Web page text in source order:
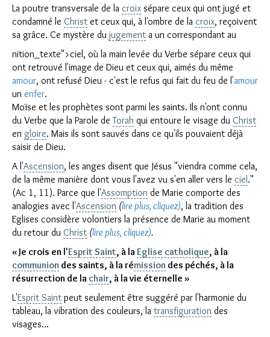
La poutre transversale de la croix sépare ceux qui ont jugé et
condamné le Christ et ceux qui, à l'ombre de la croix, reçoivent
sa grâce. Ce mystère du jugement a un correspondant au
nition_texte">ciel, où la main levée du Verbe sépare ceux qui
ont retrouvé l'image de Dieu et ceux qui, aimés du même
amour, ont refusé Dieu - c'est le refus qui fait du feu de l'amour
un enfer.
Moïse et les prophètes sont parmi les saints. Ils n'ont connu
du Verbe que la Parole deTorah qui entoure le visage du Christ
en gloire. Mais ils sont sauvés dans ce qu'ils pouvaient déjà
saisir de Dieu.
A l'Ascension, les anges disent que Jésus "viendra comme cela,
de la même manière dont vous l'avez vu s'en aller vers le ciel."
(Ac 1, 11). Parce que l'Assomption de Marie comporte des
analogies avec l'Ascension (lire plus, cliquez), la tradition des
Eglises considère volontiers la présence de Marie au moment
du retour du Christ (lire plus, cliquez).
« Je crois en l'Esprit Saint, à laEglise catholique, à la
communion des saints, à la rémission des péchés, à la
résurrection de la chair, à la vie éternelle »
L'Esprit Saint peut seulement être suggéré par l'harmonie du
tableau, la vibration des couleurs, la transfiguration des
visages...